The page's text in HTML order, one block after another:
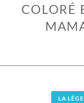
COLORÉ
LA